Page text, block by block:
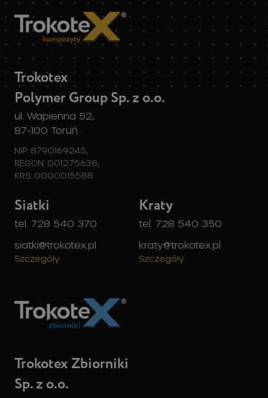
Trokotex
Polymer Group Sp. z o.o.
ul. Wapienna 52,
87-100 Toruń
NIP: 8790169245,
REGON: 001275638,
KRS: 0000015588
Siatki
tel. 728 540 370
siatki@trokotex.pl
Szczegóły
Kraty
tel. 728 540 350
kraty@trokotex.pl
Szczegóły
Trokotex Zbiorniki
Sp. z o.o.